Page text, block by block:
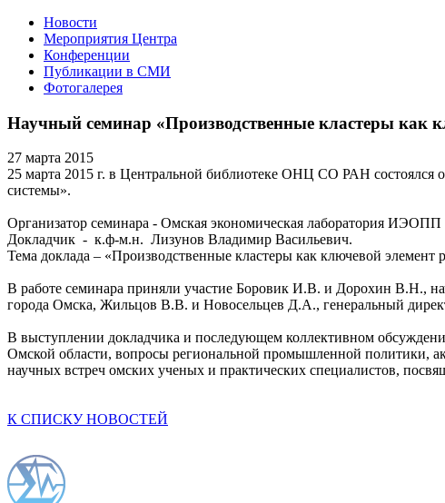
Новости
Мероприятия Центра
Конференции
Публикации в СМИ
Фотогалерея
Научный семинар «Производственные кластеры как
27 марта 2015
25 марта 2015 г. в Центральной библиотеке ОНЦ СО РАН состоялся
системы».
Организатор семинара - Омская экономическая лаборатория
Докладчик - к.ф-м.н. Лизунов Владимир Васильевич.
Тема доклада – «Производственные кластеры как ключевой элемент
В работе семинара приняли участие Боровик И.В. и Дорохин В.Н.,
города Омска, Жильцов В.В. и Новосельцев Д.А., генеральный
В выступлении докладчика и последующем коллективном
Омской области, вопросы региональной промышленной политики,
научных встреч омских ученых и практических специалистов,
К СПИСКУ НОВОСТЕЙ